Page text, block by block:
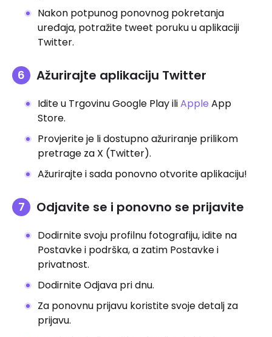
Nakon potpunog ponovnog pokretanja
uređaja, potražite tweet poruku u aplikaciji
Twitter.
Ažurirajte aplikaciju Twitter
Idite u Trgovinu Google Play iliApple App
Store.
Provjerite je li dostupno ažuriranje prilikom
pretrage za X (Twitter).
Ažurirajte i sada ponovno otvorite aplikaciju!
Odjavite se i ponovno se prijavite
Dodirnite svoju profilnu fotografiju, idite na
Postavke i podrška, a zatim Postavke i
privatnost.
Dodirnite Odjava pri dnu.
Za ponovnu prijavu koristite svoje detalj za
prijavu.